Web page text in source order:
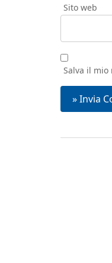
Sito web
Salva il